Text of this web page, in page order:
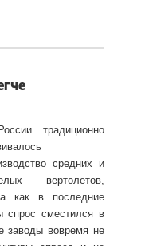
традиционно
средних и
вертолетов,
как в последние
спрос сместился в
заводы вовремя не